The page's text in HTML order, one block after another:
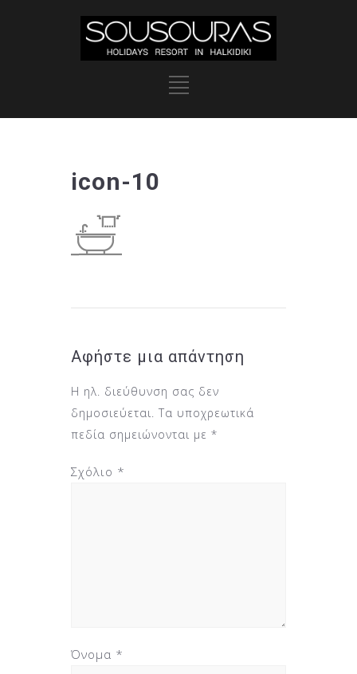
icon-10
Αφήστε μια απάντηση
Η ηλ. διεύθυνση σας δεν
δημοσιεύεται. Τα υποχρεωτικά
πεδία σημειώνονται με *
Σχόλιο *
Όνομα *